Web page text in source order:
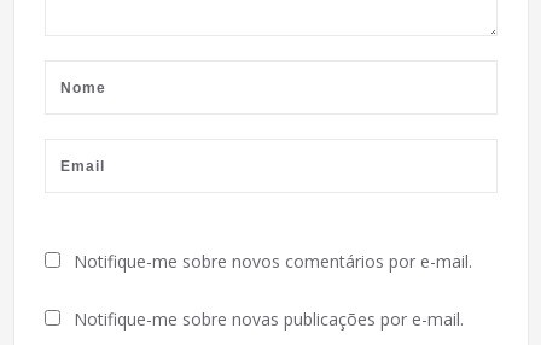
Notifique-me sobre novos comentários por e-mail.
Notifique-me sobre novas publicações por e-mail.